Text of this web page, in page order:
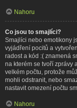
Nahoru
Co jsou to smajlíci?
Smajlíci nebo emotikony
vyjádření pocitů a
radost a kód :( znamená
na kterém se tvoří zprávy
velkém počtu, protože
mohli odstranit, nebo
nastavit omezení počtu
Nahoru